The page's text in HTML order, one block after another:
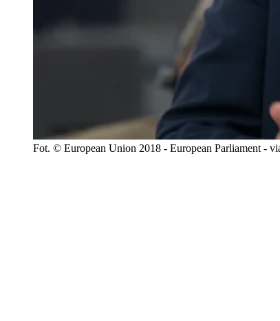
Fot. © European Union 2018 - European Parliament -